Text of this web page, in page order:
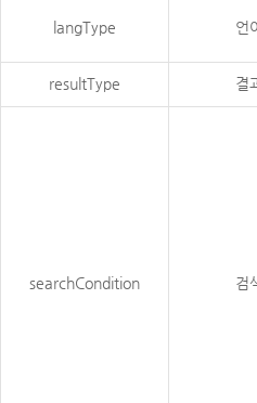
langType 언
resultType 결
searchCondition 검